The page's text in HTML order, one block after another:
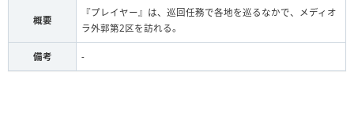
概要
『プレイヤー』は、巡回任務で各地を巡るなかで、メディオ
ラ外郭第2区を訪れる。
備考 -